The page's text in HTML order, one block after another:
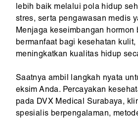
lebih baik melalui pola hidup
stres, serta pengawasan medis
Menjaga keseimbangan hormon
bermanfaat bagi kesehatan
meningkatkan kualitas hidup
Saatnya ambil langkah nyata
eksim Anda. Percayakan
pada DVX Medical Surabaya,
spesialis berpengalaman,